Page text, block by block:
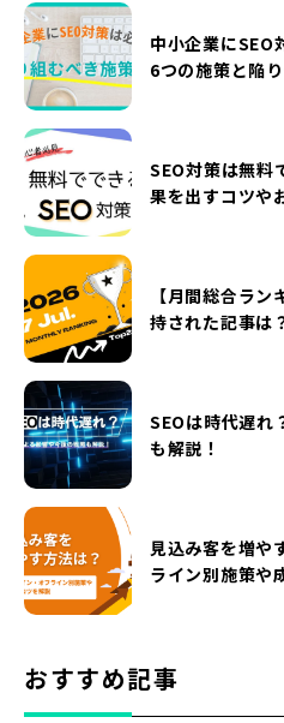
中小企業にSEO
6つの施策と陥
SEO対策は無料
果を出すコツや
【月間総合ラ
持された記事は
SEOは時代遅れ
も解説！
見込み客を増や
ライン別施策や
おすすめ記事